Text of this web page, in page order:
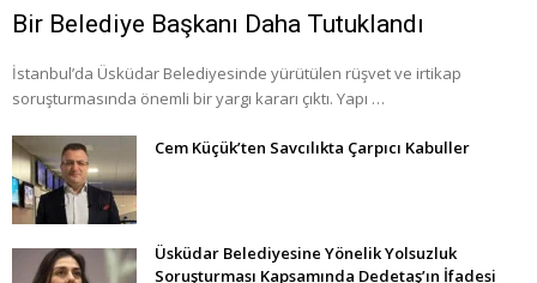
Bir Belediye Başkanı Daha Tutuklandı
İstanbul’da Üsküdar Belediyesinde yürütülen rüşvet ve irtikap
soruşturmasında önemli bir yargı kararı çıktı. Yapı …
Cem Küçük’ten Savcılıkta Çarpıcı Kabuller
Üsküdar Belediyesine Yönelik Yolsuzluk
Soruşturması Kapsamında Dedetaş’ın İfadesi